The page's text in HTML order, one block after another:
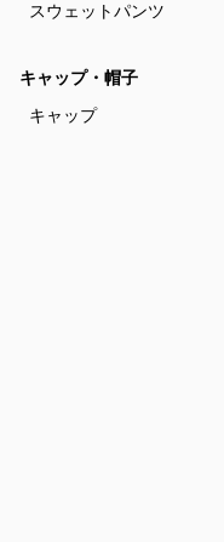
スウェットパンツ
キャップ・帽子
キャップ